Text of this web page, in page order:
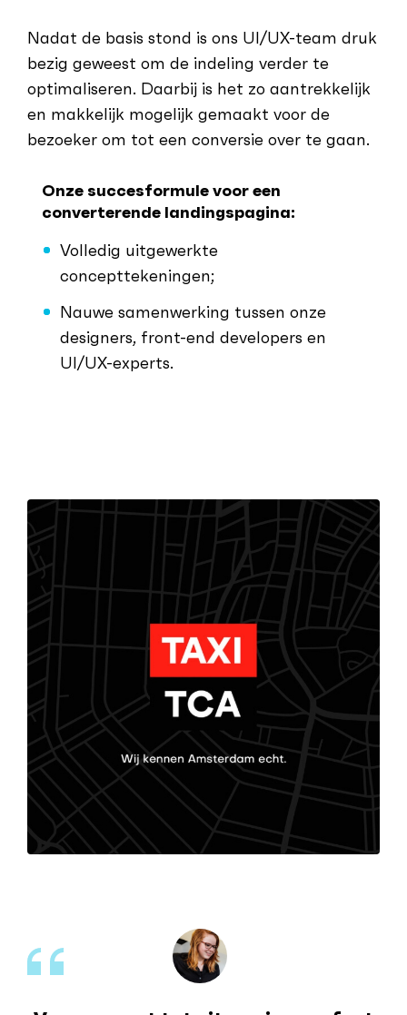
Nadat de basis stond is ons UI/UX-team druk
bezig geweest om de indeling verder te
optimaliseren. Daarbij is het zo aantrekkelijk
en makkelijk mogelijk gemaakt voor de
bezoeker om tot een conversie over te gaan.
Onze succesformule voor een
converterende landingspagina:
Volledig uitgewerkte
concepttekeningen;
Nauwe samenwerking tussen onze
designers, front-end developers en
UI/UX-experts.